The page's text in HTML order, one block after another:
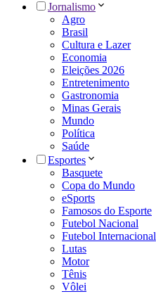
Jornalismo
Agro
Brasil
Cultura e Lazer
Economia
Eleições 2026
Entretenimento
Gastronomia
Minas Gerais
Mundo
Política
Saúde
Esportes
Basquete
Copa do Mundo
eSports
Famosos do Esporte
Futebol Nacional
Futebol Internacional
Lutas
Motor
Tênis
Vôlei